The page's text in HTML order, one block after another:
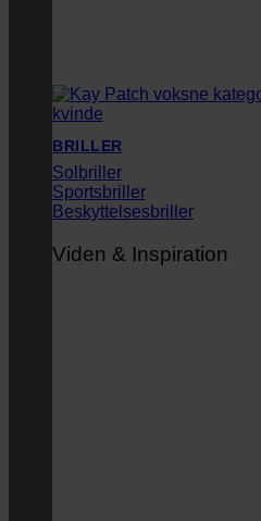
BRILLER
Solbriller
Sportsbriller
Beskyttelsesbriller
Viden & Inspiration